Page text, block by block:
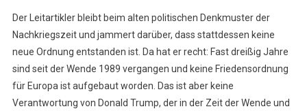
Der Leitartikler bleibt beim alten politischen Denkmuster der
Nachkriegszeit und jammert darüber, dass stattdessen keine
neue Ordnung entstanden ist. Da hat er recht: Fast dreißig Jahre
sind seit der Wende 1989 vergangen und keine Friedensordnung
für Europa ist aufgebaut worden. Das ist aber keine
Verantwortung von Donald Trump, der in der Zeit der Wende und